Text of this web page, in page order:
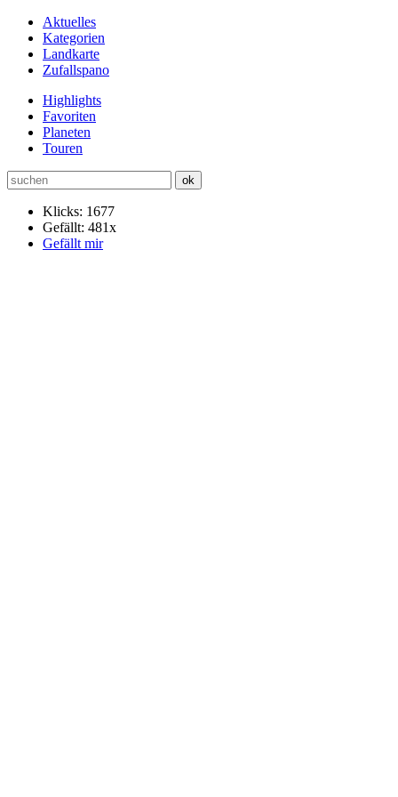
Aktuelles
Kategorien
Landkarte
Zufallspano
Highlights
Favoriten
Planeten
Touren
Klicks: 1677
Gefällt: 481x
Gefällt mir